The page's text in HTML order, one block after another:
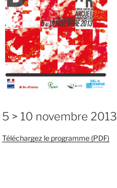
5 > 10 novembre 2013
Téléchargez le programme (PDF)